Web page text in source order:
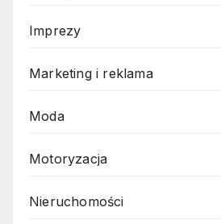
Imprezy
Marketing i reklama
Moda
Motoryzacja
Nieruchomości